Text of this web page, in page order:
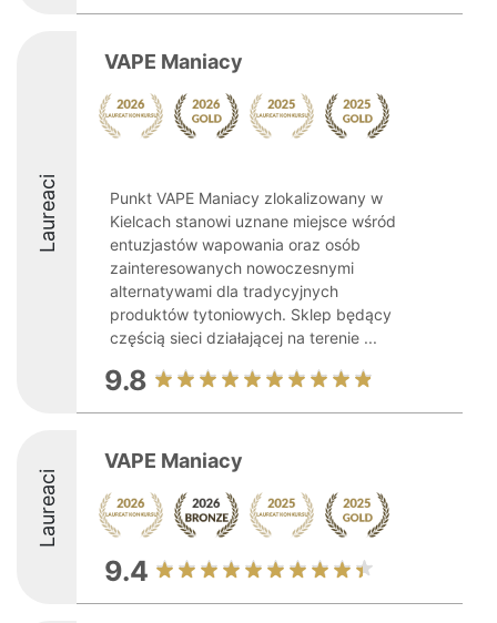
Laureaci
VAPE Maniacy
Punkt VAPE Maniacy zlokalizowany w
Kielcach stanowi uznane miejsce wśród
entuzjastów wapowania oraz osób
zainteresowanych nowoczesnymi
alternatywami dla tradycyjnych
produktów tytoniowych. Sklep będący
częścią sieci działającej na terenie ...
9.8
Laureaci
VAPE Maniacy
9.4